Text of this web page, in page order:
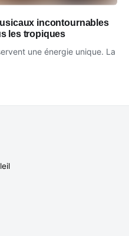
incontournables
les tropiques
une énergie unique. La